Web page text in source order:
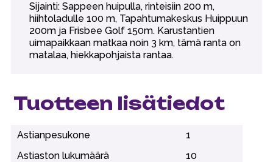
Sijainti: Sappeen huipulla, rinteisiin 200 m,
hiihtoladulle 100 m, Tapahtumakeskus Huippuun
200m ja Frisbee Golf 150m. Karustantien
uimapaikkaan matkaa noin 3 km, tämä ranta on
matalaa, hiekkapohjaista rantaa.
Tuotteen lisätiedot
Astianpesukone
1
Astiaston lukumäärä
10